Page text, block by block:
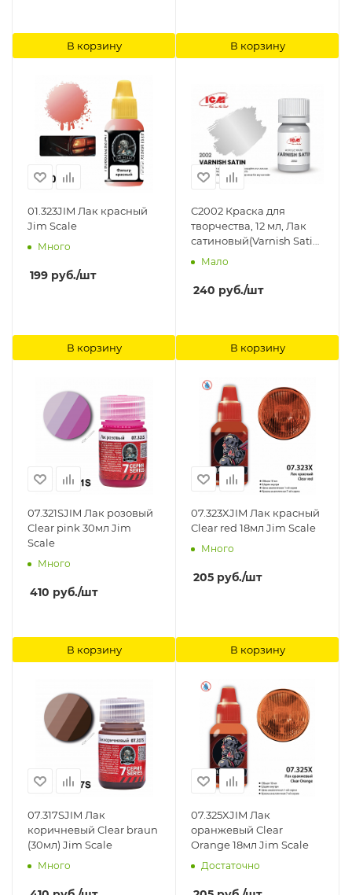
В корзину В корзину
01.323JIM Лак красный
Jim Scale
Много
199 руб./шт
В корзину
C2002 Краска для
творчества, 12 мл, Лак
сатиновый(Varnish Satin)
ICM-Color
Мало
240 руб./шт
В корзину
07.321SJIM Лак розовый
Clear pink 30мл Jim
Scale
Много
410 руб./шт
В корзину
07.323XJIM Лак красный
Clear red 18мл Jim Scale
Много
205 руб./шт
В корзину
07.317SJIM Лак
коричневый Clear braun
(30мл) Jim Scale
Много
07.325XJIM Лак
оранжевый Clear
Orange 18мл Jim Scale
Достаточно